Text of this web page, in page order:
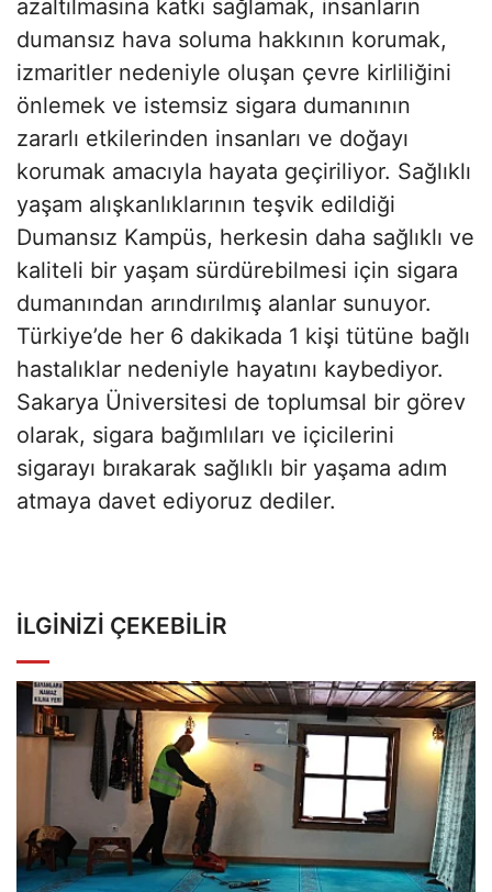
azaltılmasına katkı sağlamak, insanların
dumansız hava soluma hakkının korumak,
izmaritler nedeniyle oluşan çevre kirliliğini
önlemek ve istemsiz sigara dumanının
zararlı etkilerinden insanları ve doğayı
korumak amacıyla hayata geçiriliyor. Sağlıklı
yaşam alışkanlıklarının teşvik edildiği
Dumansız Kampüs, herkesin daha sağlıklı ve
kaliteli bir yaşam sürdürebilmesi için sigara
dumanından arındırılmış alanlar sunuyor.
Türkiye’de her 6 dakikada 1 kişi tütüne bağlı
hastalıklar nedeniyle hayatını kaybediyor.
Sakarya Üniversitesi de toplumsal bir görev
olarak, sigara bağımlıları ve içicilerini
sigarayı bırakarak sağlıklı bir yaşama adım
atmaya davet ediyoruz dediler.
İLGINIZI ÇEKEBILIR